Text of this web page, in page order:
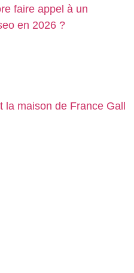
faire appel à un
en 2026 ?
la maison de France Gall